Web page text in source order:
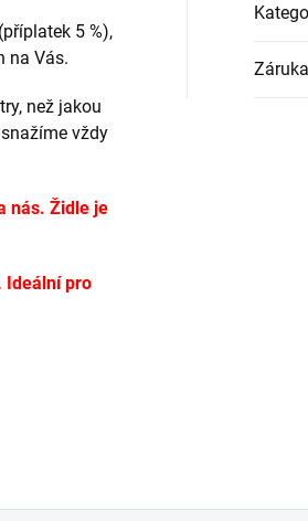
5 %),
na Vás.
než jakou
vždy
nás. Židle je
Ideální pro
Záruka